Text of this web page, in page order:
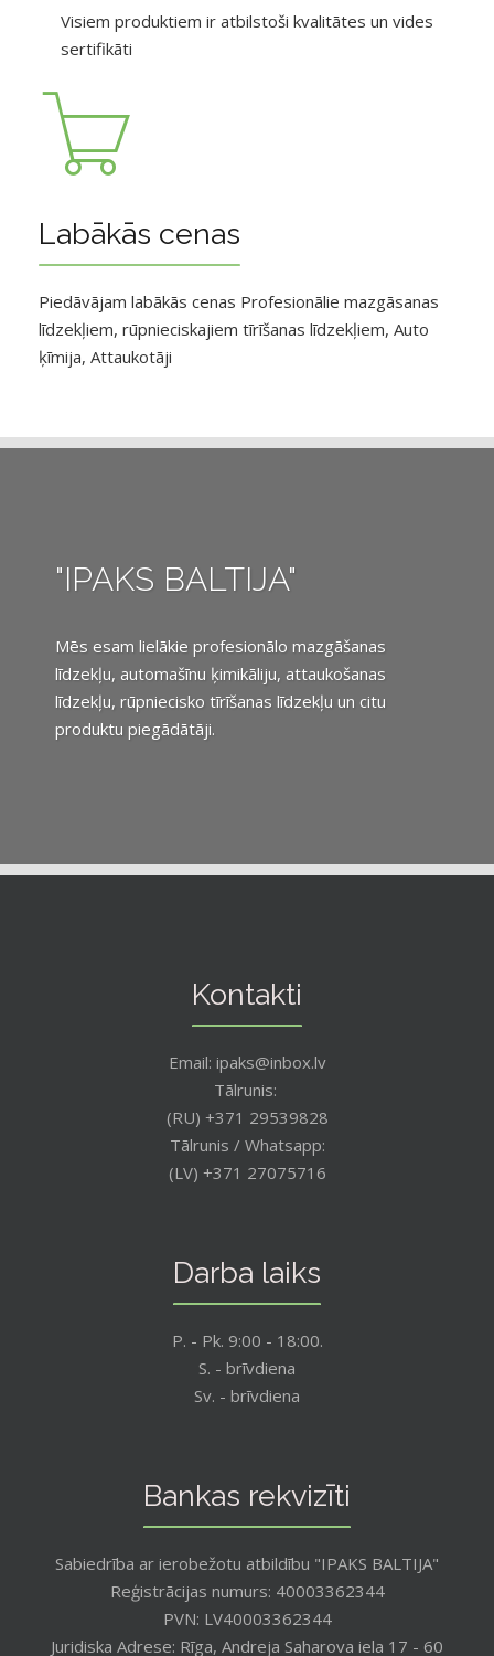
Visiem produktiem ir atbilstoši kvalitātes un vides
sertifikāti
Labākās cenas
Piedāvājam labākās cenas Profesionālie mazgāsanas
līdzekļiem, rūpnieciskajiem tīrīšanas līdzekļiem, Auto
ķīmija, Attaukotāji
"IPAKS BALTIJA"
Mēs esam lielākie profesionālo mazgāšanas
līdzekļu, automašīnu ķimikāliju, attaukošanas
līdzekļu, rūpniecisko tīrīšanas līdzekļu un citu
produktu piegādātāji.
Kontakti
Email: ipaks@inbox.lv
Tālrunis:
(RU) +371 29539828
Tālrunis / Whatsapp:
(LV) +371 27075716
Darba laiks
P. - Pk. 9:00 - 18:00.
S. - brīvdiena
Sv. - brīvdiena
Bankas rekvizīti
Sabiedrība ar ierobežotu atbildību "IPAKS BALTIJA"
Reģistrācijas numurs: 40003362344
PVN: LV40003362344
Juridiska Adrese: Rīga, Andreja Saharova iela 17 - 60